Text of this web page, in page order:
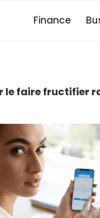
Finance
le faire fructifier